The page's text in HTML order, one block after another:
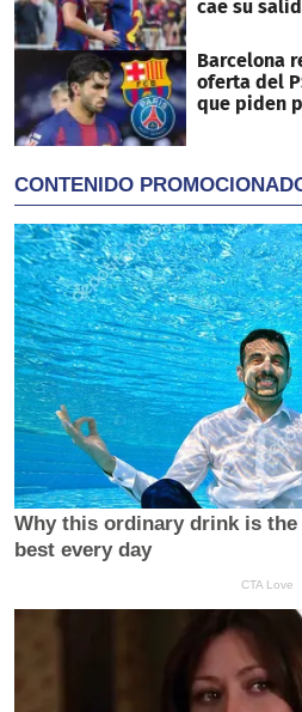
cae su
Barcelona
oferta del
que piden